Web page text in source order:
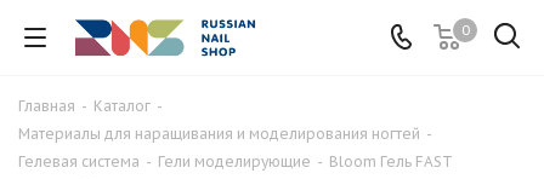
0
Главная - Каталог -
Материалы для наращивания и моделирования ногтей -
Гелевая система - Гели моделирующие - Bloom Гель FAST